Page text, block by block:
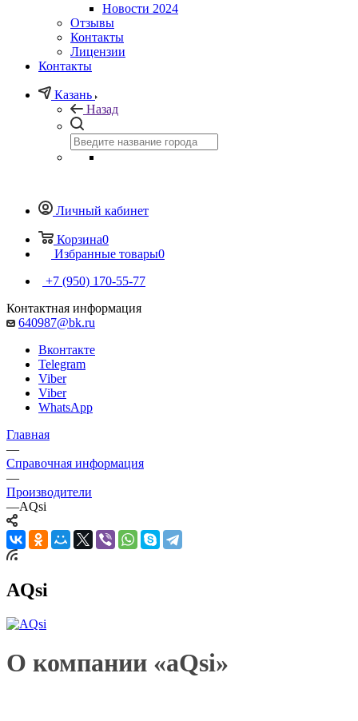
Новости 2024
Отзывы
Контакты
Лицензии
Контакты
Казань
Назад
Личный кабинет
Корзина0
Избранные товары0
+7 (950) 170-55-77
Контактная информация
640987@bk.ru
Вконтакте
Telegram
Viber
Viber
WhatsApp
Главная
—
Справочная информация
—
Производители
—AQsi
AQsi
О компании «aQsi»